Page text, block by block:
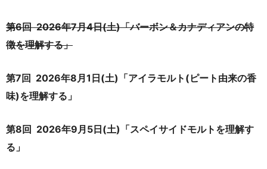
第6回 2026年7月4日(土)「バーボン＆カナディアンの特
徴を理解する」
第7回 2026年8月1日(土)「アイラモルト(ピート由来の香
味)を理解する 」
第8回 2026年9月5日(土)「スペイサイドモルトを理解す
る」